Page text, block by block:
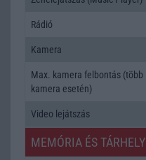
Rádió
Kamera
Max. kamera felbontás (több
kamera esetén)
Video lejátszás
MEMÓRIA ÉS TÁRHELY